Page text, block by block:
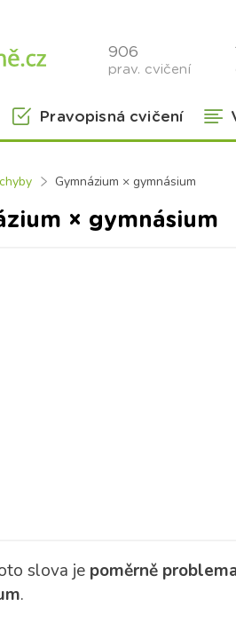
906
prav. cvičení
Pravopisná cvičení
Gymnázium × gymnásium
× gymnásium
slova je poměrně
.